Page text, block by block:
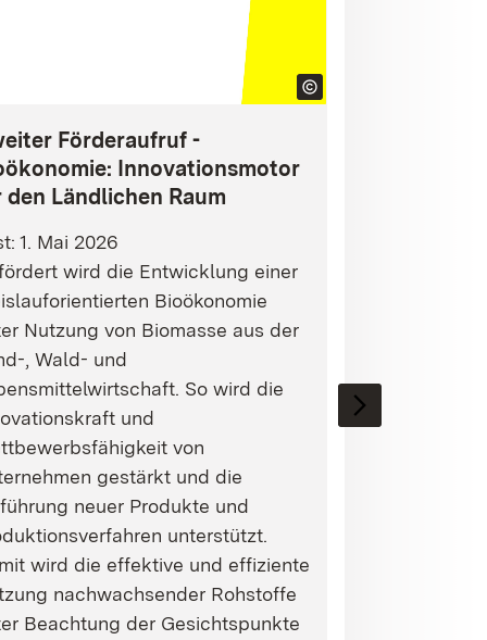
Förderaufruf -
Innovationsmotor
den Ländlichen Raum
1. Mai 2026
wird die Entwicklung einer
Bioökonomie
Nutzung von Biomasse aus der
, Wald- und
So wird die
und
von
gestärkt und die
neuer Produkte und
unterstützt.
wird die effektive und effiziente
nachwachsender Rohstoffe
Beachtung der Gesichtspunkte